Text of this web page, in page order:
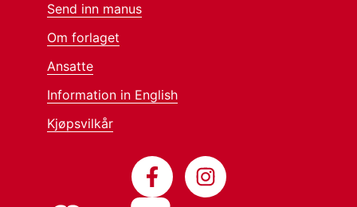
Send inn manus
Om forlaget
Ansatte
Information in English
Kjøpsvilkår